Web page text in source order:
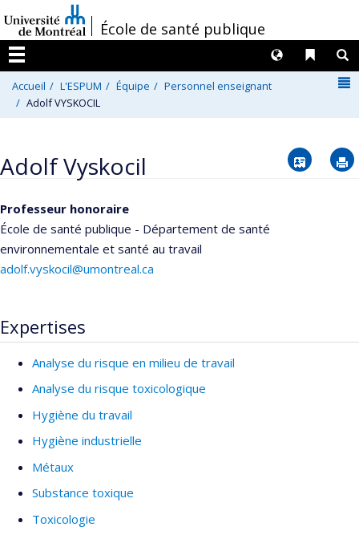
au
contenu
/École de santé publique
Menu
Liens
Langues
Accueil L'ESPUM Équipe
Personnel enseignant
Adolf VYSKOCIL
Adolf Vyskocil Vcard
Professeur honoraire
École de santé publique - Département de santé
environnementale et santé au travail
adolf.vyskocil@umontreal.ca
Expertises
Analyse du risque en milieu de travail
Analyse du risque toxicologique
Hygiène du travail
Hygiène industrielle
Métaux
Substance toxique
Toxicologie